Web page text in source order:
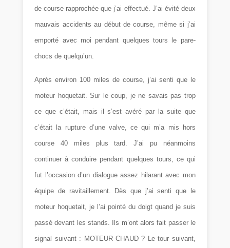
de course rapprochée que j’ai effectué. J’ai évité deux
mauvais accidents au début de course, même si j’ai
emporté avec moi pendant quelques tours le pare-
chocs de quelqu’un.
Après environ 100 miles de course, j’ai senti que le
moteur hoquetait. Sur le coup, je ne savais pas trop
ce que c’était, mais il s’est avéré par la suite que
c’était la rupture d’une valve, ce qui m’a mis hors
course 40 miles plus tard. J’ai pu néanmoins
continuer à conduire pendant quelques tours, ce qui
fut l’occasion d’un dialogue assez hilarant avec mon
équipe de ravitaillement. Dès que j’ai senti que le
moteur hoquetait, je l’ai pointé du doigt quand je suis
passé devant les stands. Ils m’ont alors fait passer le
signal suivant : MOTEUR CHAUD ? Le tour suivant,